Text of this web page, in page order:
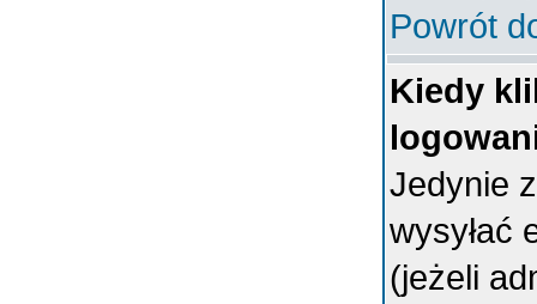
Powrót
Kiedy
Jedynie
wysyłać
(jeżeli